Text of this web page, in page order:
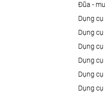
đũa -
dụng
dụng
dụng
dụng
dụng
dụng